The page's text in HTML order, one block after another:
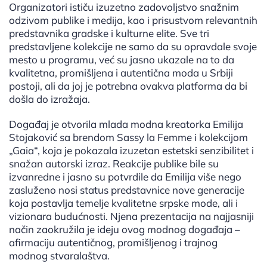
Organizatori ističu izuzetno zadovoljstvo snažnim
odzivom publike i medija, kao i prisustvom relevantnih
predstavnika gradske i kulturne elite. Sve tri
predstavljene kolekcije ne samo da su opravdale svoje
mesto u programu, već su jasno ukazale na to da
kvalitetna, promišljena i autentična moda u Srbiji
postoji, ali da joj je potrebna ovakva platforma da bi
došla do izražaja.
Događaj je otvorila mlada modna kreatorka Emilija
Stojaković sa brendom Sassy la Femme i kolekcijom
„Gaia“, koja je pokazala izuzetan estetski senzibilitet i
snažan autorski izraz. Reakcije publike bile su
izvanredne i jasno su potvrdile da Emilija više nego
zasluženo nosi status predstavnice nove generacije
koja postavlja temelje kvalitetne srpske mode, ali i
vizionara budućnosti. Njena prezentacija na najjasniji
način zaokružila je ideju ovog modnog događaja –
afirmaciju autentičnog, promišljenog i trajnog
modnog stvaralaštva.